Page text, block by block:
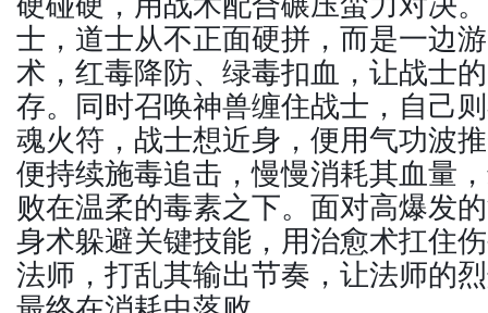
士，道士从不正面硬拼，而是一边
术，红毒降防、绿毒扣血，让战士
存。同时召唤神兽缠住战士，自己
魂火符，战士想近身，便用气功波
便持续施毒追击，慢慢消耗其血量
败在温柔的毒素之下。面对高爆发
身术躲避关键技能，用治愈术扛住
法师，打乱其输出节奏，让法师的